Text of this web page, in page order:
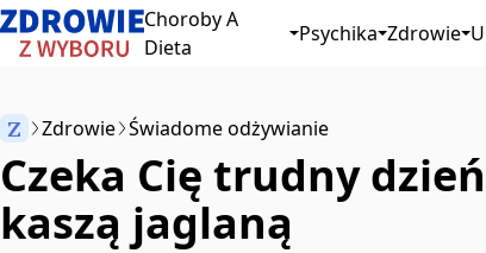
Choroby A
Dieta
Psychika Zdrowie
Anuluj
Z Zdrowie Świadome odżywianie
Czeka Cię trudny
kaszą jaglaną